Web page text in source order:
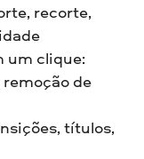
recorte,
um clique:
de
títulos,